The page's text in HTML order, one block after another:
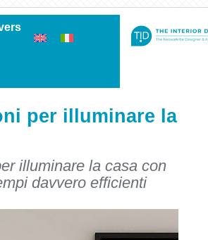
per illuminare la
illuminare la casa con
davvero efficienti